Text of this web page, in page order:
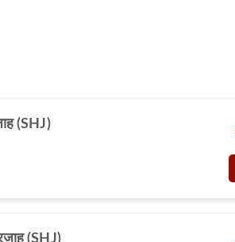
(SHJ)
(SHJ)